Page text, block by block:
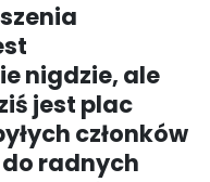
nigdzie, ale
jest plac
członków
do radnych